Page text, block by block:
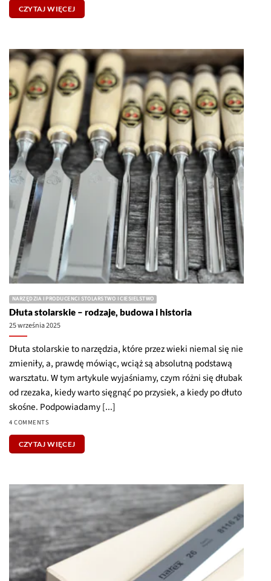
NARZĘDZIA I PRODUCENCI STOLARSTWO I CIESIELSTWO
Dłuta stolarskie – rodzaje, budowa i historia
25 września 2025
Dłuta stolarskie to narzędzia, które przez wieki niemal się nie
zmieniły, a, prawdę mówiąc, wciąż są absolutną podstawą
warsztatu. W tym artykule wyjaśniamy, czym różni się dłubak
od rzezaka, kiedy warto sięgnąć po przysiek, a kiedy po dłuto
skośne. Podpowiadamy [...]
4 COMMENTS
CZYTAJ WIĘCEJ